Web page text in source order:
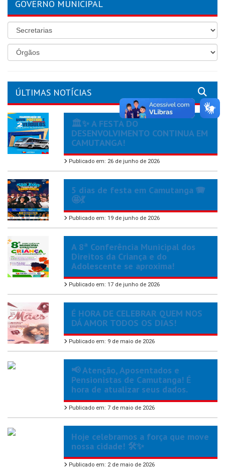
GOVERNO MUNICIPAL
ÚLTIMAS NOTÍCIAS
🏛️✨ A FESTA DO
DESENVOLVIMENTO CONTINUA EM
CAMUTANGA!
Publicado em: 26 de junho de 2026
5 dias de festa em Camutanga 🪗
🤩💃
Publicado em: 19 de junho de 2026
A 8ª Conferência Municipal dos
Direitos da Criança e do
Adolescente se aproxima!
Publicado em: 17 de junho de 2026
É HORA DE CELEBRAR QUEM NOS
DÁ AMOR TODOS OS DIAS!
Publicado em: 9 de maio de 2026
📢 Atenção, Aposentados e
Pensionistas de Camutanga! É
hora de atualizar seus dados.
Publicado em: 7 de maio de 2026
Hoje celebramos a força que move
nossa cidade! 🛠️✨
Publicado em: 2 de maio de 2026